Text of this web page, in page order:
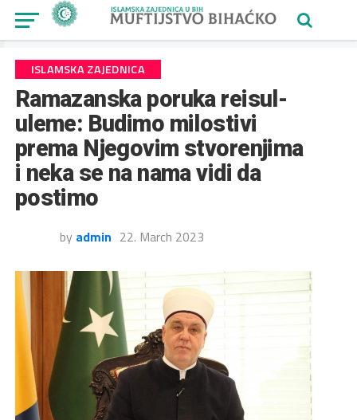
ISLAMSKA ZAJEDNICA
Ramazanska poruka reisul-
uleme: Budimo milostivi
prema Njegovim stvorenjima
i neka se na nama vidi da
postimo
by admin 22. March 2023